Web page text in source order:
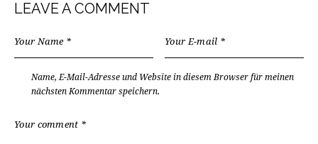
LEAVE A COMMENT
Name, E-Mail-Adresse und Website in diesem Browser für meinen
nächsten Kommentar speichern.